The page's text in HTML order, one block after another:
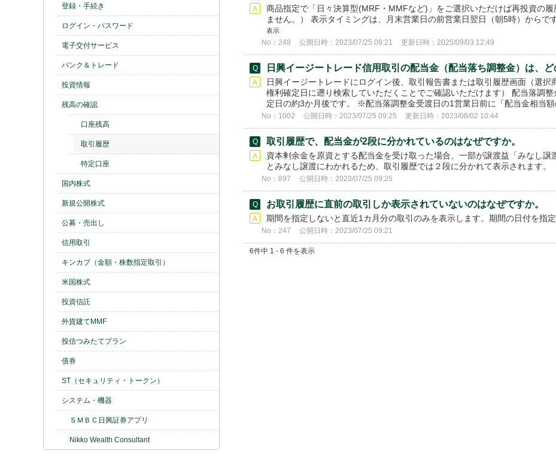
登録・手続き
ログイン・パスワード
電子交付サービス
バンク＆トレード
投資情報
残高の確認
口座残高
取引履歴
特定口座
国内株式
新規公開株式
公募・売出し
信用取引
キンカブ（金額・株数指定取引）
米国株式
投資信託
外貨建てMMF
投信つみたてプラン
債券
ST（セキュリティ・トークン）
システム・機器
ＳＭＢＣ日興証券アプリ
Nikko Wealth Consultant
商品指定で「日々決算型(MRF・MMFなど)」をご選択いただけば再投資の
ません。） 表示タイミングは、月末営業日の前営業日翌日（朝5時）からで
表示
No：248 公開日時：2023/07/25 09:21 更新日時：2025/09/03 12:49
日興イージートレード信用取引の配当金（配当落ち調整金）は、ど
日興イージートレードにログイン後、取引報告書または取引履歴画面（選
権利確定日に遡り検索していただくことでご確認いただけます） 配当落調
定日の約3か月後です。 ※配当落調整金受渡日の1営業日前に「配当金相当額
No：1002 公開日時：2023/07/25 09:25 更新日時：2023/08/02 10:44
取引履歴で、配当金が2段に分かれているのはなぜですか。
資本剰余金を原資とする配当金を受け取った場合、一部が譲渡益「みなし
とみなし譲渡にわかれるため、取引履歴では２段に分かれて表示されます。
No：897 公開日時：2023/07/25 09:25
お取引履歴に直前の取引しか表示されていないのはなぜですか。
期間を指定しないと直近1カ月分の取引のみを表示します。期間の日付を指
No：247 公開日時：2023/07/25 09:21
6件中 1 - 6 件を表示